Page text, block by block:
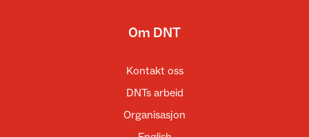
Om DNT
Kontakt oss
DNTs arbeid
Organisasjon